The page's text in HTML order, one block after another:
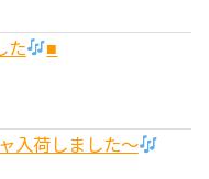
た ■
入荷しました〜